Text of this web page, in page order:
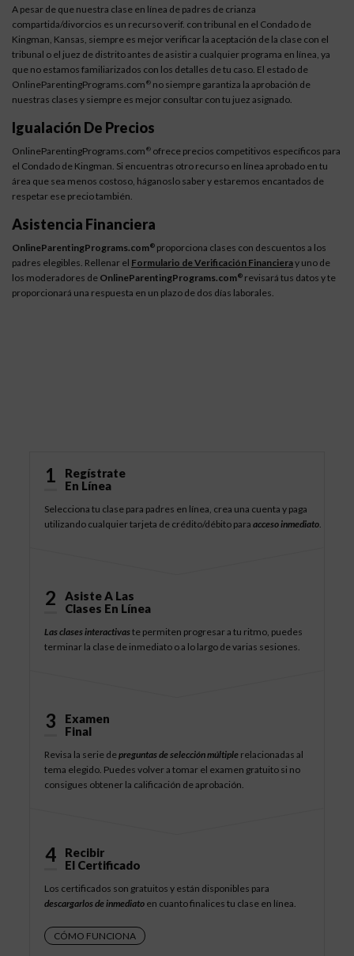
A pesar de que nuestra clase en línea de padres de crianza
compartida/divorcios es un recurso verif. con tribunal en el Condado de
Kingman, Kansas, siempre es mejor verificar la aceptación de la clase con el
tribunal o el juez de distrito antes de asistir a cualquier programa en línea, ya
que no estamos familiarizados con los detalles de tu caso. El estado de
OnlineParentingPrograms.com ® no siempre garantiza la aprobación de
nuestras clases y siempre es mejor consultar con tu juez asignado.
Igualación De Precios
OnlineParentingPrograms.com ® ofrece precios competitivos específicos para
el Condado de Kingman. Si encuentras otro recurso en línea aprobado en tu
área que sea menos costoso, háganoslo saber y estaremos encantados de
respetar ese precio también.
Asistencia Financiera
OnlineParentingPrograms.com® proporciona clases con descuentos a los
padres elegibles. Rellenar el Formulario de Verificación Financieray uno de
los moderadores de OnlineParentingPrograms.com® revisará tus datos y te
proporcionará una respuesta en un plazo de dos días laborales.
1
Regístrate
En Línea
Selecciona tu clase para padres en línea, crea una cuenta y paga
utilizando cualquier tarjeta de crédito/débito paraacceso inmediato.
2
Asiste A Las
Clases En Línea
Las clases interactivaste permiten progresar a tu ritmo, puedes
terminar la clase de inmediato o a lo largo de varias sesiones.
3
Examen
Final
Revisa la serie depreguntas de selección múltiple relacionadas al
tema elegido. Puedes volver a tomar el examen gratuito si no
consigues obtener la calificación de aprobación.
4
Recibir
El Certificado
Los certificados son gratuitos y están disponibles para
descargarlos de inmediato en cuanto finalices tu clase en línea.
CÓMO FUNCIONA